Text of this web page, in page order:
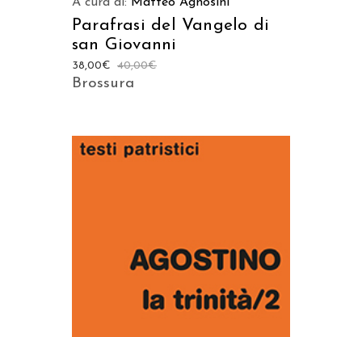
Parafrasi del Vangelo di
san Giovanni
40,00€
38,00€
Brossura
AGGIUNGI AL CARRELLO